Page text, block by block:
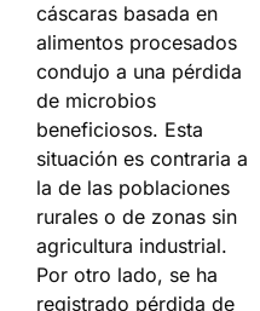
cáscaras basada en
alimentos procesados
condujo a una pérdida
de microbios
beneficiosos. Esta
situación es contraria a
la de las poblaciones
rurales o de zonas sin
agricultura industrial.
Por otro lado, se ha
registrado pérdida de